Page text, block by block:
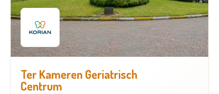
Ter Kameren Geriatrisch
Centrum